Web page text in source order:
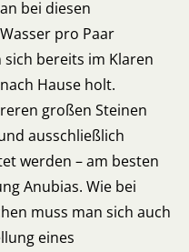
bei diesen
pro Paar
bereits im Klaren
Hause holt.
großen Steinen
ausschließlich
werden – am besten
Anubias. Wie bei
muss man sich auch
eines